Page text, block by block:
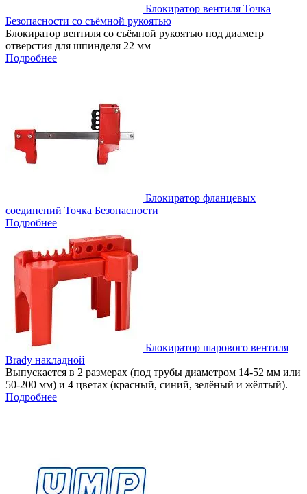
Блокиратор вентиля Точка
Безопасности со съёмной рукоятью
Блокиратор вентиля со съёмной рукоятью под диаметр
отверстия для шпинделя 22 мм
Подробнее
Блокиратор фланцевых
соединений Точка Безопасности
Подробнее
Блокиратор шарового вентиля
Brady накладной
Выпускается в 2 размерах (под трубы диаметром 14-52 мм или
50-200 мм) и 4 цветах (красный, синий, зелёный и жёлтый).
Подробнее